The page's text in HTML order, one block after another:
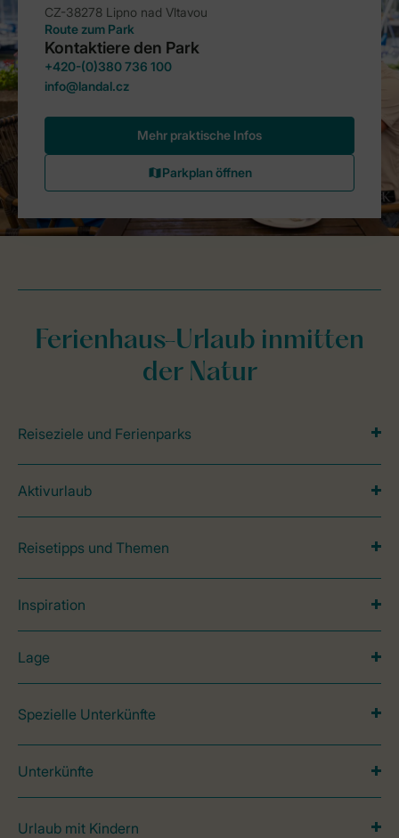
Ferienhaus-Urlaub inmitten
der Natur
Reiseziele und Ferienparks
Aktivurlaub
Reisetipps und Themen
Inspiration
Lage
Spezielle Unterkünfte
Unterkünfte
Urlaub mit Kindern